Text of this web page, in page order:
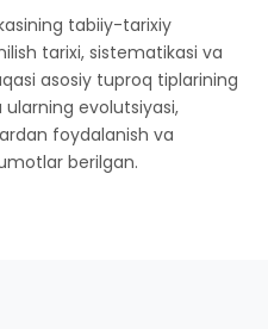
tabiiy-tarixiy
tarixi, sistematikasi va
asosiy tuproq tiplarining
ularning evolutsiyasi,
foydalanish va
berilgan.